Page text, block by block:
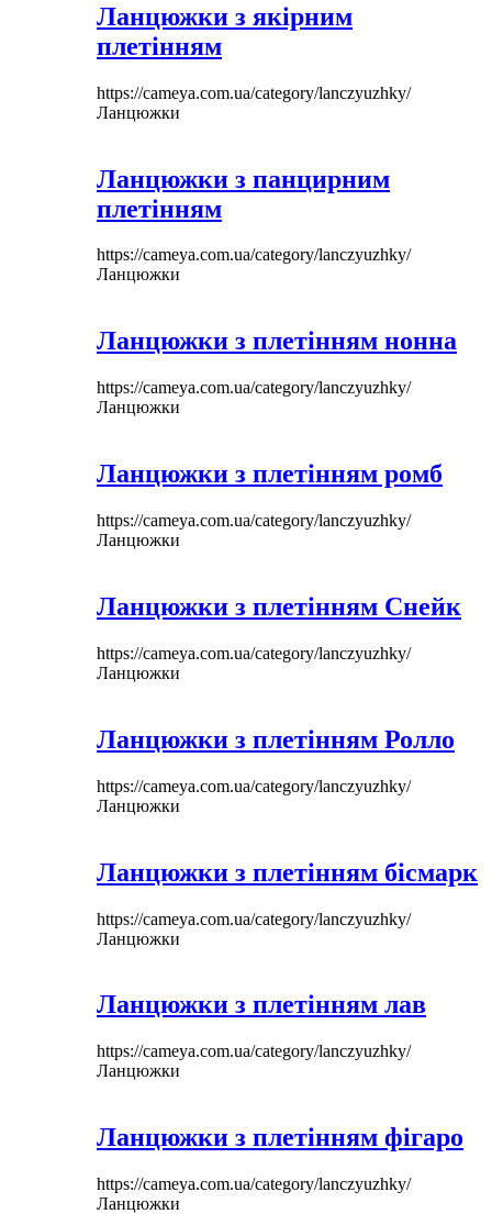
Ланцюжки з якірним
плетінням
https://cameya.com.ua/category/lanczyuzhky/
Ланцюжки
Ланцюжки з панцирним
плетінням
https://cameya.com.ua/category/lanczyuzhky/
Ланцюжки
Ланцюжки з плетінням нонна
https://cameya.com.ua/category/lanczyuzhky/
Ланцюжки
Ланцюжки з плетінням ромб
https://cameya.com.ua/category/lanczyuzhky/
Ланцюжки
Ланцюжки з плетінням Снейк
https://cameya.com.ua/category/lanczyuzhky/
Ланцюжки
Ланцюжки з плетінням Ролло
https://cameya.com.ua/category/lanczyuzhky/
Ланцюжки
Ланцюжки з плетінням бісмарк
https://cameya.com.ua/category/lanczyuzhky/
Ланцюжки
Ланцюжки з плетінням лав
https://cameya.com.ua/category/lanczyuzhky/
Ланцюжки
Ланцюжки з плетінням фігаро
https://cameya.com.ua/category/lanczyuzhky/
Ланцюжки